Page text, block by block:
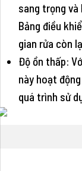
sang trọng và
Bảng điều
gian rửa còn
Độ ồn thấp:
này hoạt
quá trình sử